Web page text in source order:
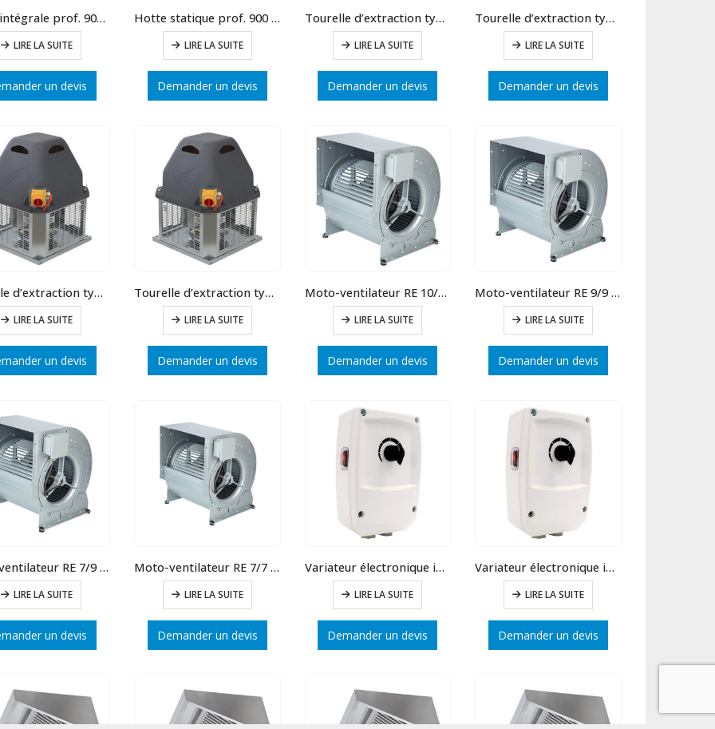
Hotte intégrale prof. 900 long.1000
LIRE LA SUITE
un devis
Hotte statique prof. 900 long.3000
LIRE LA SUITE
Demander un devis
Tourelle d’extraction type 50 débit max : 7500 m3/h
LIRE LA SUITE
Demander un devis
Tourelle d’extraction type 45 débit max : 5400 m3/h
LIRE LA SUITE
Demander un devis
Tourelle d’extraction type 40 débit max : 3750 m3/h
LIRE LA SUITE
un devis
Tourelle d’extraction type 36 débit max : 2700 m3/h
LIRE LA SUITE
Demander un devis
Moto-ventilateur RE 10/10 – 4P
LIRE LA SUITE
Demander un devis
Moto-ventilateur RE 9/9 – 4P
LIRE LA SUITE
Demander un devis
Moto-ventilateur RE 7/9 – 4P
LIRE LA SUITE
un devis
Moto-ventilateur RE 7/7 – 4P
LIRE LA SUITE
Demander un devis
Variateur électronique intensité 6 A
LIRE LA SUITE
Demander un devis
Variateur électronique intensité 3 A
LIRE LA SUITE
Demander un devis